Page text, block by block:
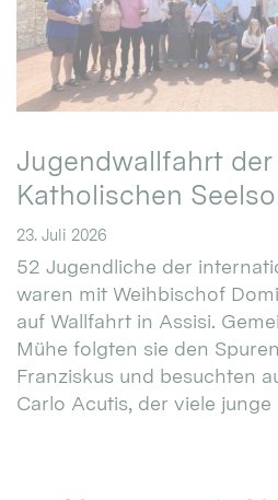
Jugendwallfahrt
Katholischen
23. Juli 2026
52 Jugendliche der
waren mit Weihbischof
auf Wallfahrt in Assisi.
Mühe folgten sie den
Franziskus und besuchten
Carlo Acutis, der viele